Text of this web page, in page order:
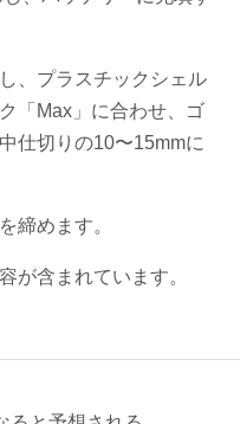
、プラスチックシェル
「Max」に合わせ、ゴ
仕切りの10〜15mmに
締めます。
が含まれています。